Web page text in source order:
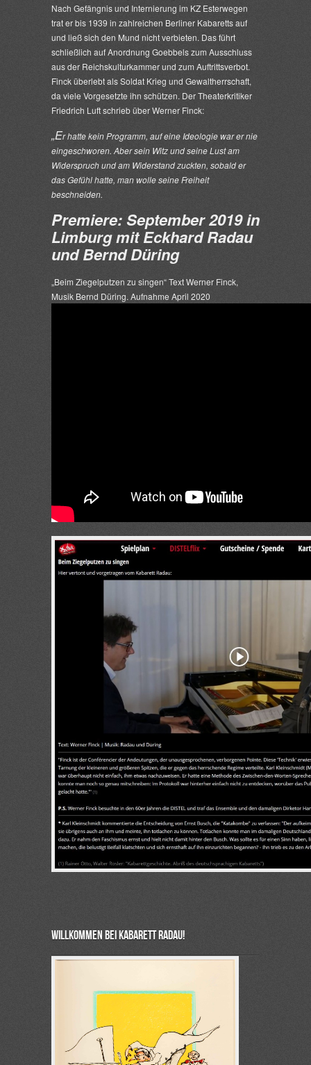
Nach Gefängnis und Internierung im KZ Esterwegen
trat er bis 1939 in zahlreichen Berliner Kabaretts auf
und ließ sich den Mund nicht verbieten. Das führt
schließlich auf Anordnung Goebbels zum Ausschluss
aus der Reichskulturkammer und zum Auftrittsverbot.
Finck überlebt als Soldat Krieg und Gewaltherrschaft,
da viele Vorgesetzte ihn schützen. Der Theaterkritiker
Friedrich Luft schrieb über Werner Finck:
„Er hatte kein Programm, auf eine Ideologie war er nie
eingeschworen. Aber sein Witz und seine Lust am
Widerspruch und am Widerstand zuckten, sobald er
das Gefühl hatte, man wolle seine Freiheit
beschneiden.
Premiere: September 2019 in
Limburg mit Eckhard Radau
und Bernd Düring
„Beim Ziegelputzen zu singen“ Text Werner Finck,
Musik Bernd Düring. Aufnahme April 2020
Willkommen bei Kabarett Radau!